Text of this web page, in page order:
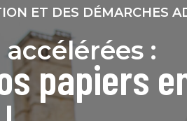
ET DES DÉMARCHES
:
papiers